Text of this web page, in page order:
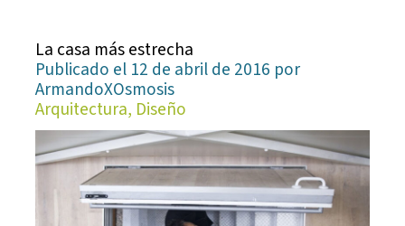
La casa más estrecha
Publicado el 12 de abril de 2016 por
ArmandoXOsmosis
Arquitectura, Diseño